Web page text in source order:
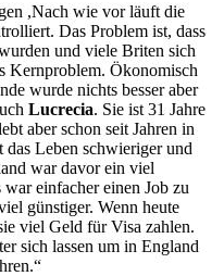
,Nach wie vor läuft die
Das Problem ist, dass
und viele Briten sich
Kernproblem. Ökonomisch
wurde nichts besser aber
Lucrecia. Sie ist 31 Jahre
aber schon seit Jahren in
Leben schwieriger und
war davor ein viel
einfacher einen Job zu
günstiger. Wenn heute
viel Geld für Visa zahlen.
sich lassen um in England